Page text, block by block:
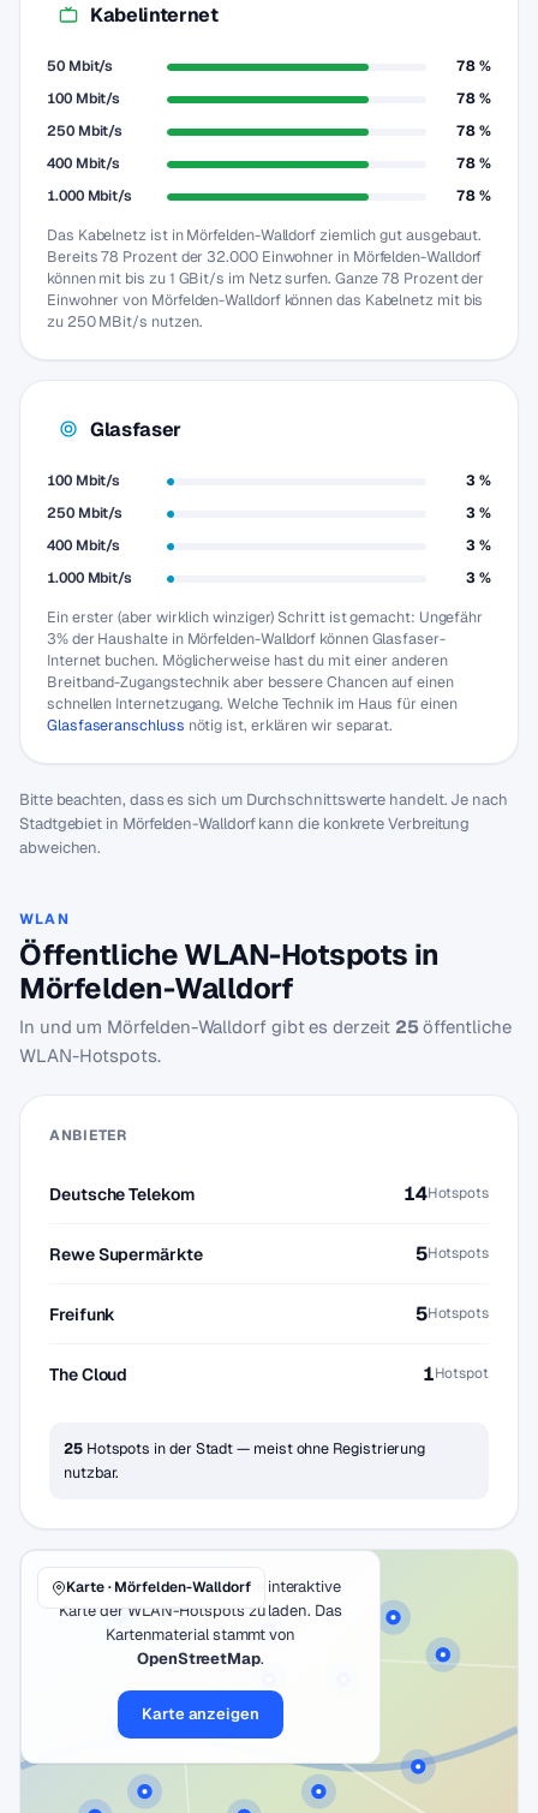
Kabelinternet
50 Mbit/s
78 %
100 Mbit/s
78 %
250 Mbit/s
78 %
400 Mbit/s
78 %
1.000 Mbit/s
78 %
Das Kabelnetz ist in Mörfelden-Walldorf ziemlich gut ausgebaut.
Bereits 78 Prozent der 32.000 Einwohner in Mörfelden-Walldorf
können mit bis zu 1 GBit/s im Netz surfen. Ganze 78 Prozent der
Einwohner von Mörfelden-Walldorf können das Kabelnetz mit bis
zu 250 MBit/s nutzen.
Glasfaser
100 Mbit/s
3 %
250 Mbit/s
3 %
400 Mbit/s
3 %
1.000 Mbit/s
3 %
Ein erster (aber wirklich winziger) Schritt ist gemacht: Ungefähr
3% der Haushalte in Mörfelden-Walldorf können Glasfaser-
Internet buchen. Möglicherweise hast du mit einer anderen
Breitband-Zugangstechnik aber bessere Chancen auf einen
schnellen Internetzugang. Welche Technik im Haus für einen
Glasfaseranschluss nötig ist, erklären wir separat.
Bitte beachten, dass es sich um Durchschnittswerte handelt. Je nach
Stadtgebiet in Mörfelden-Walldorf kann die konkrete Verbreitung
abweichen.
WLAN
Öffentliche WLAN-Hotspots in
Mörfelden-Walldorf
In und um Mörfelden-Walldorf gibt es derzeit 25öffentliche
WLAN-Hotspots.
ANBIETER
Deutsche Telekom 14Hotspots
Rewe Supermärkte 5Hotspots
Freifunk 5Hotspots
The Cloud 1Hotspot
25Hotspots in der Stadt — meist ohne Registrierung
nutzbar.
Klicke auf den Button, um die interaktive
Karte der WLAN-Hotspots zu laden. Das
Kartenmaterial stammt von
OpenStreetMap.
Karte anzeigen
Karte · Mörfelden-Walldorf